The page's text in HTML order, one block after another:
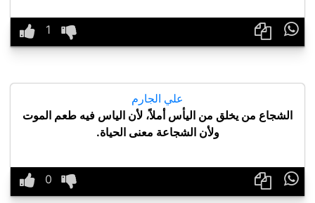

علي الجارم
الشجاع من يخلق من اليأس أملاً، لأن الياس فيه طعم الموت
ولأن الشجاعة معنى الحياة.
